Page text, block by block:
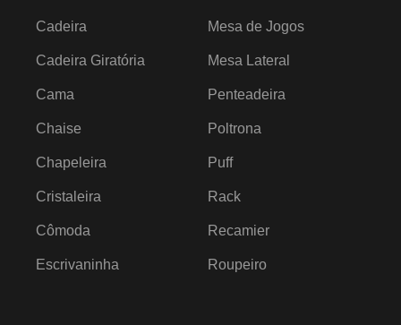
Cadeira
Cadeira Giratória
Cama
Chaise
Chapeleira
Cristaleira
Cômoda
Escrivaninha
Mesa de Jogos
Mesa Lateral
Penteadeira
Poltrona
Puff
Rack
Recamier
Roupeiro